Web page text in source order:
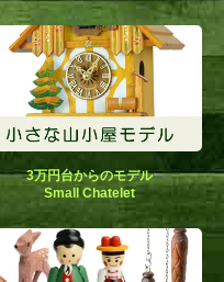
3万円台からのモデル
Small Chatelet